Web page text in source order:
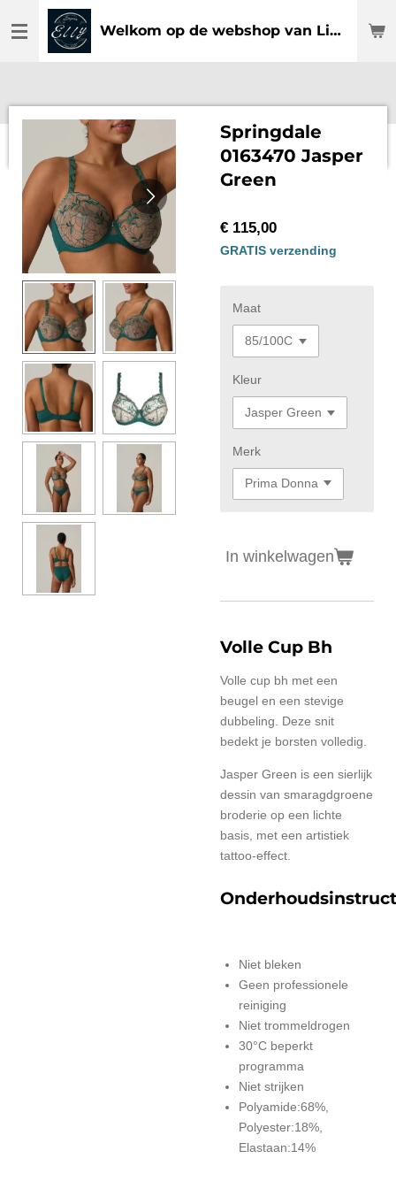
direct
Welkom op de webshop van Lingerie Elly
Springdale
0163470 Jasper
Green
€ 115,00
GRATIS verzending
Maat
Kleur
Merk
In winkelwagen
Volle Cup Bh
Volle cup bh met een
beugel en een stevige
dubbeling. Deze snit
bedekt je borsten volledig.
Jasper Green is een sierlijk
dessin van smaragdgroene
broderie op een lichte
basis, met een artistiek
tattoo-effect.
Niet bleken
Geen professionele
reiniging
Niet trommeldrogen
30°C beperkt
programma
Niet strijken
Polyamide:68%,
Polyester:18%,
Elastaan:14%